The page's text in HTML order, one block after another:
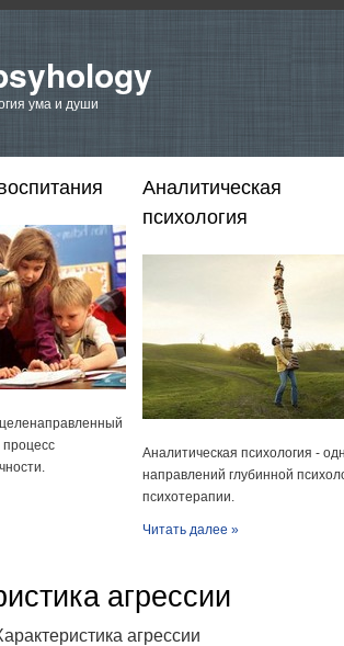
ума и души
Аналитическая
психология
Аналитическая психология -
направлений глубинной
психотерапии.
Читать далее »
агрессии
агрессии